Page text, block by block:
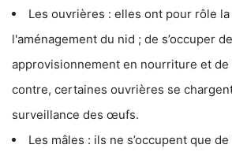
Les ouvrières : elles ont pour rôle
l'aménagement du nid ; de s’occuper
approvisionnement en nourriture et
contre, certaines ouvrières se
surveillance des œufs.
Les mâles : ils ne s’occupent que